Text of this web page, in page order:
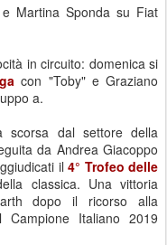
Martina Sponda su Fiat
in circuito: domenica si
con "Toby" e Graziano
a.
scorsa dal settore della
da Andrea Giacoppo
il4° Trofeo delle
classica. Una vittoria
dopo il ricorso alla
Italiano 2019